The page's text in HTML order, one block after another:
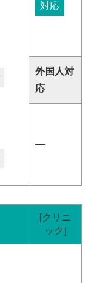
対応
外国人対
応
―
[クリニ
ック]